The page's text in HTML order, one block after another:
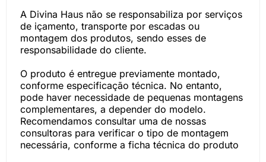
A Divina Haus não se responsabiliza por serviços
de içamento, transporte por escadas ou
montagem dos produtos, sendo esses de
responsabilidade do cliente.
O produto é entregue previamente montado,
conforme especificação técnica. No entanto,
pode haver necessidade de pequenas montagens
complementares, a depender do modelo.
Recomendamos consultar uma de nossas
consultoras para verificar o tipo de montagem
necessária, conforme a ficha técnica do produto